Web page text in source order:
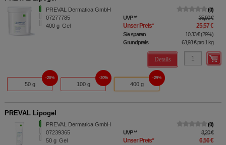
PREVAL Dermatica GmbH
07277785
400 g Gel
0
UVP** 35,90 €
Unser Preis* 25,57 €
Sie sparen 10,33 €(29%)
Grundpreis
63,93 €pro 1 kg
Details
50 g
20%
100 g
20%
400 g
29%
PREVAL Lipogel
PREVAL Dermatica GmbH
07239365
50 g Gel
0
UVP** 8,20 €
Unser Preis* 6,56 €